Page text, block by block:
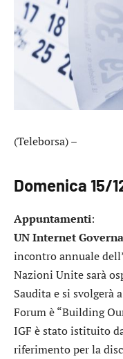
(Teleborsa) –
Domenica 15/
Appuntamenti:
UN Internet
incontro annuale
Nazioni Unite sarà
Saudita e si svolgerà
Forum è “Building
IGF è stato istituito
riferimento per la